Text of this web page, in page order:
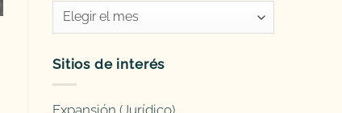
Entradas
antiguas
Sitios de interés
Expansión (Jurídico)